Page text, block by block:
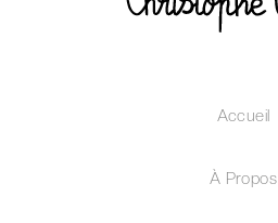
Accueil
À Propos